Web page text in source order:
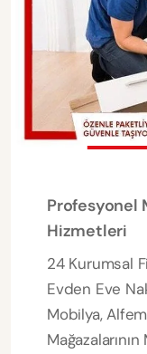
Profesyonel
Hizmetleri
24 Kurumsal
Evden Eve
Mobilya,